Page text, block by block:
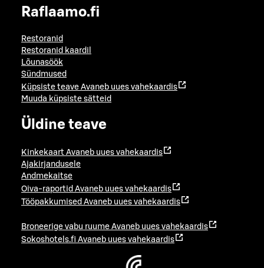
Raflaamo.fi
Restoranid
Restoranid kaardil
Lõunasöök
Sündmused
Küpsiste teave Avaneb uues vahekaardis
Muuda küpsiste sätteid
Üldine teave
Kinkekaart Avaneb uues vahekaardis
Ajakirjandusele
Andmekaitse
Oiva-raportid Avaneb uues vahekaardis
Tööpakkumised Avaneb uues vahekaardis
Broneerige vabu ruume Avaneb uues vahekaardis
Sokoshotels.fi Avaneb uues vahekaardis